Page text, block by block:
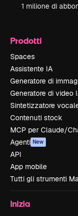
1 milione di
Prodotti
Spaces
Assistente IA
Generatore di
Generatore di video
Sintetizzatore
Contenuti stock
MCP per Claude/
Agenti New
API
App mobile
Tutti gli strumenti
Inizia